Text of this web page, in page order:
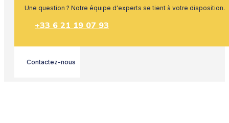
Une question ? Notre équipe d'experts se tient à votre disposition.
+33 6 21 19 07 93
Contactez-nous